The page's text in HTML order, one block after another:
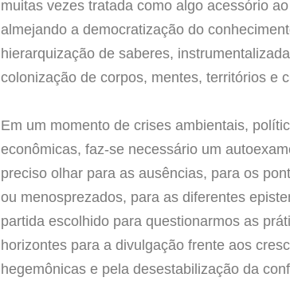
muitas vezes tratada como algo acessório
almejando a democratização do
hierarquização de saberes,
colonização de corpos, mentes, territórios e
Em um momento de crises ambientais,
econômicas, faz-se necessário um
preciso olhar para as ausências, para os
ou menosprezados, para as diferentes
partida escolhido para questionarmos as
horizontes para a divulgação frente aos
hegemônicas e pela desestabilização da